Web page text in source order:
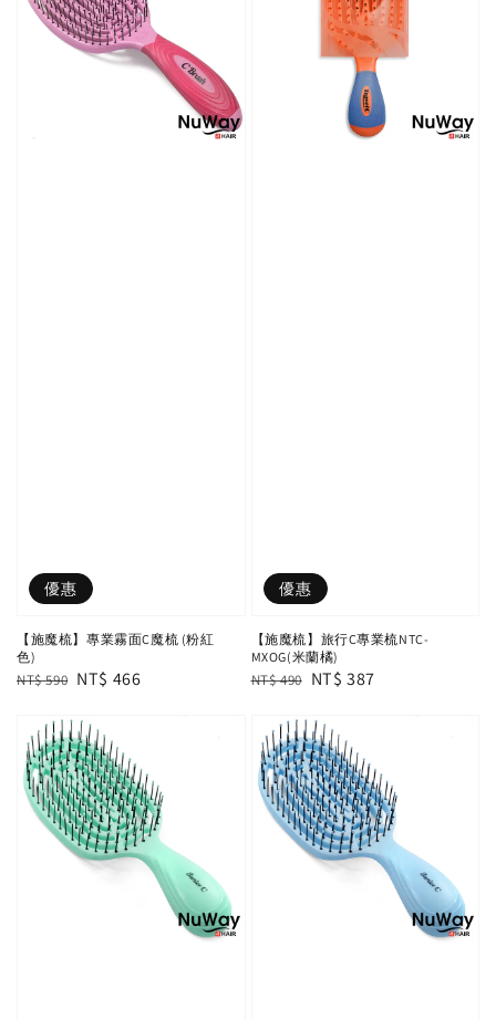
優惠
【施魔梳】專業霧面C魔梳 (粉紅
色)
Regular
NT$ 590 Sale
NT$ 466
優惠
【施魔梳】旅行C專業梳NTC-
MXOG(米蘭橘)
Regular
NT$ 490 Sale
NT$ 387